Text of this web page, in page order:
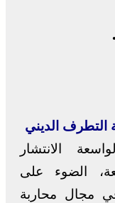
•
التطرف الديني
الانتشار
الضوء على
مجال محاربة